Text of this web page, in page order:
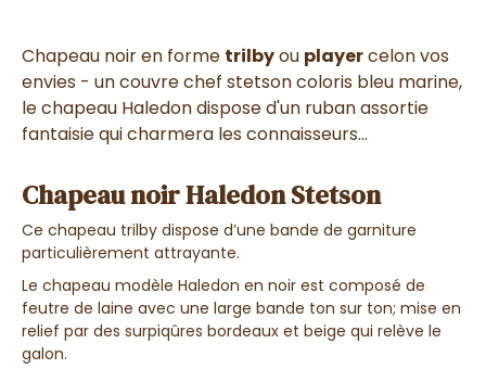
Chapeau noir en forme trilbyou playercelon vos
envies - un couvre chef stetson coloris bleu marine,
le chapeau Haledon dispose d'un ruban assortie
fantaisie qui charmera les connaisseurs...
Chapeau noir Haledon Stetson
Ce chapeau trilby dispose d’une bande de garniture
particulièrement attrayante.
Le chapeau modèle Haledon en noir est composé de
feutre de laine avec une large bande ton sur ton; mise en
relief par des surpiqûres bordeaux et beige qui relève le
galon.